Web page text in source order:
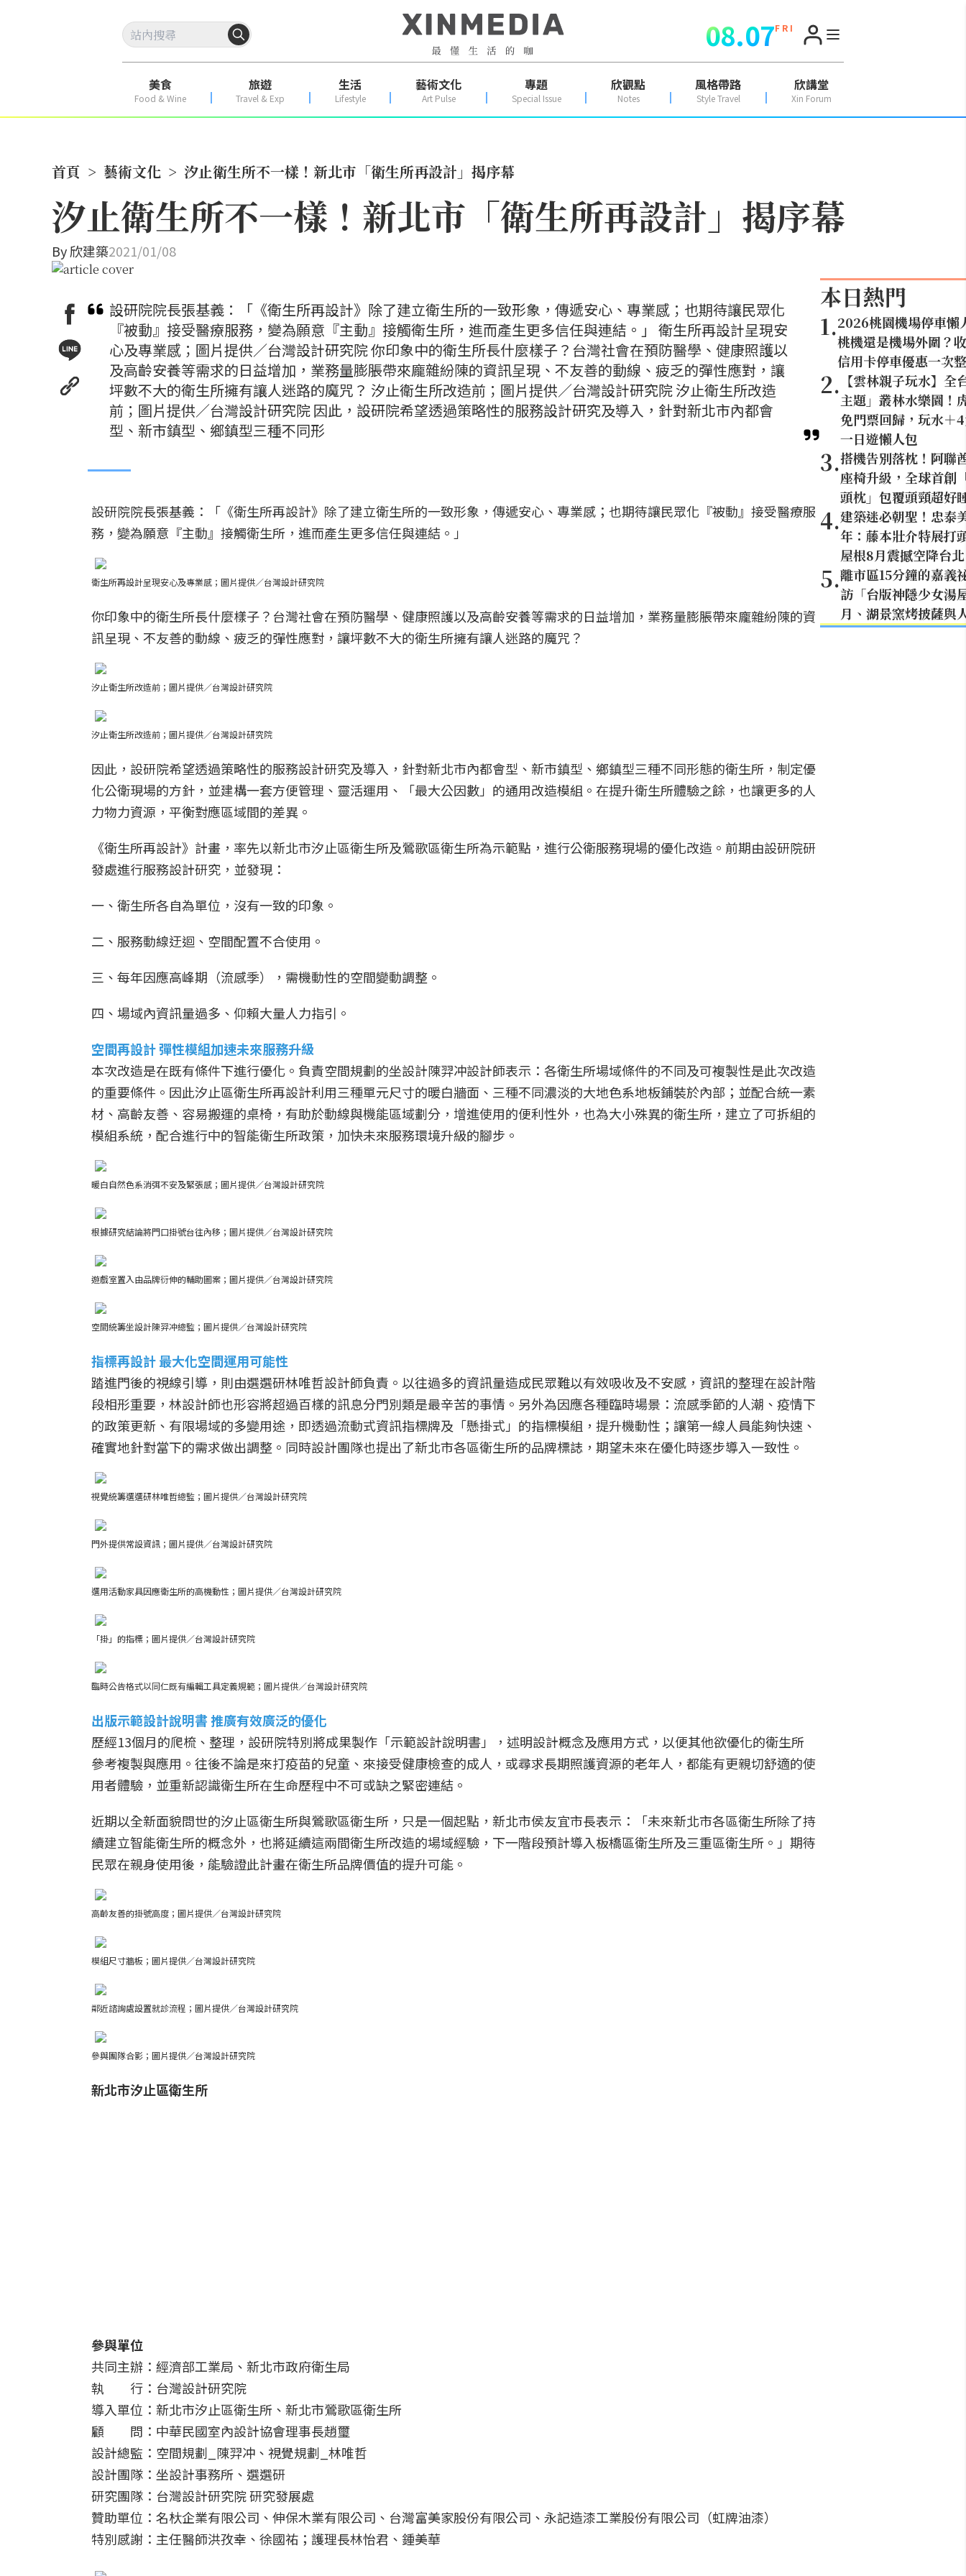
08.07F R I
美食
Food & Wine
旅遊
Travel & Exp
生活
Lifestyle
藝術文化
Art Pulse
專題
Special Issue
欣觀點
Notes
風格帶路
Style Travel
欣講堂
Xin Forum
首頁 > 藝術文化 > 汐止衛生所不一樣！新北市「衛生所再設計」揭序幕
汐止衛生所不一樣！新北市「衛生所再設計」揭序幕
By欣建築2021/01/08
設研院院長張基義：「《衛生所再設計》除了建立衛生所的一致形象，傳遞安心、專業感；也期待讓民眾化
『被動』接受醫療服務，變為願意『主動』接觸衛生所，進而產生更多信任與連結。」 衛生所再設計呈現安
心及專業感；圖片提供／台灣設計研究院 你印象中的衛生所長什麼樣子？台灣社會在預防醫學、健康照護以
及高齡安養等需求的日益增加，業務量膨脹帶來龐雜紛陳的資訊呈現、不友善的動線、疲乏的彈性應對，讓
坪數不大的衛生所擁有讓人迷路的魔咒？ 汐止衛生所改造前；圖片提供／台灣設計研究院 汐止衛生所改造
前；圖片提供／台灣設計研究院 因此，設研院希望透過策略性的服務設計研究及導入，針對新北市內都會
型、新市鎮型、鄉鎮型三種不同形
設研院院長張基義：「《衛生所再設計》除了建立衛生所的一致形象，傳遞安心、專業感；也期待讓民眾化『被動』接受醫療服
務，變為願意『主動』接觸衛生所，進而產生更多信任與連結。」
衛生所再設計呈現安心及專業感；圖片提供／台灣設計研究院
你印象中的衛生所長什麼樣子？台灣社會在預防醫學、健康照護以及高齡安養等需求的日益增加，業務量膨脹帶來龐雜紛陳的資
訊呈現、不友善的動線、疲乏的彈性應對，讓坪數不大的衛生所擁有讓人迷路的魔咒？
汐止衛生所改造前；圖片提供／台灣設計研究院
汐止衛生所改造前；圖片提供／台灣設計研究院
因此，設研院希望透過策略性的服務設計研究及導入，針對新北市內都會型、新市鎮型、鄉鎮型三種不同形態的衛生所，制定優
化公衛現場的方針，並建構一套方便管理、靈活運用、「最大公因數」的通用改造模組。在提升衛生所體驗之餘，也讓更多的人
力物力資源，平衡對應區域間的差異。
《衛生所再設計》計畫，率先以新北市汐止區衛生所及鶯歌區衛生所為示範點，進行公衛服務現場的優化改造。前期由設研院研
發處進行服務設計研究，並發現：
一、衛生所各自為單位，沒有一致的印象。
二、服務動線迂迴、空間配置不合使用。
三、每年因應高峰期（流感季），需機動性的空間變動調整。
四、場域內資訊量過多、仰賴大量人力指引。
空間再設計 彈性模組加速未來服務升級
本次改造是在既有條件下進行優化。負責空間規劃的坐設計陳羿冲設計師表示：各衛生所場域條件的不同及可複製性是此次改造
的重要條件。因此汐止區衛生所再設計利用三種單元尺寸的暖白牆面、三種不同濃淡的大地色系地板鋪裝於內部；並配合統一素
材、高齡友善、容易搬運的桌椅，有助於動線與機能區域劃分，增進使用的便利性外，也為大小殊異的衛生所，建立了可拆組的
模組系統，配合進行中的智能衛生所政策，加快未來服務環境升級的腳步。
暖白自然色系消弭不安及緊張感；圖片提供／台灣設計研究院
根據研究結論將門口掛號台往內移；圖片提供／台灣設計研究院
遊戲室置入由品牌衍伸的輔助圖案；圖片提供／台灣設計研究院
空間統籌坐設計陳羿冲總監；圖片提供／台灣設計研究院
指標再設計 最大化空間運用可能性
踏進門後的視線引導，則由選選研林唯哲設計師負責。以往過多的資訊量造成民眾難以有效吸收及不安感，資訊的整理在設計階
段相形重要，林設計師也形容將超過百樣的訊息分門別類是最辛苦的事情。另外為因應各種臨時場景：流感季節的人潮、疫情下
的政策更新、有限場域的多變用途，即透過流動式資訊指標牌及「懸掛式」的指標模組，提升機動性；讓第一線人員能夠快速、
確實地針對當下的需求做出調整。同時設計團隊也提出了新北市各區衛生所的品牌標誌，期望未來在優化時逐步導入一致性。
視覺統籌選選研林唯哲總監；圖片提供／台灣設計研究院
門外提供常設資訊；圖片提供／台灣設計研究院
選用活動家具因應衛生所的高機動性；圖片提供／台灣設計研究院
「掛」的指標；圖片提供／台灣設計研究院
臨時公告格式以同仁既有編輯工具定義規範；圖片提供／台灣設計研究院
出版示範設計說明書 推廣有效廣泛的優化
歷經13個月的爬梳、整理，設研院特別將成果製作「示範設計說明書」，述明設計概念及應用方式，以便其他欲優化的衛生所
參考複製與應用。往後不論是來打疫苗的兒童、來接受健康檢查的成人，或尋求長期照護資源的老年人，都能有更親切舒適的使
用者體驗，並重新認識衛生所在生命歷程中不可或缺之緊密連結。
近期以全新面貌問世的汐止區衛生所與鶯歌區衛生所，只是一個起點，新北市侯友宜市長表示：「未來新北市各區衛生所除了持
續建立智能衛生所的概念外，也將延續這兩間衛生所改造的場域經驗，下一階段預計導入板橋區衛生所及三重區衛生所。」期待
民眾在親身使用後，能驗證此計畫在衛生所品牌價值的提升可能。
高齡友善的掛號高度；圖片提供／台灣設計研究院
模組尺寸牆板；圖片提供／台灣設計研究院
鄰近諮詢處設置就診流程；圖片提供／台灣設計研究院
參與團隊合影；圖片提供／台灣設計研究院
新北市汐止區衛生所
參與單位
共同主辦：經濟部工業局、新北市政府衛生局
執 行：台灣設計研究院
導入單位：新北市汐止區衛生所、新北市鶯歌區衛生所
顧 問：中華民國室內設計協會理事長趙璽
設計總監：空間規劃_陳羿冲、視覺規劃_林唯哲
設計團隊：坐設計事務所、選選研
研究團隊：台灣設計研究院 研究發展處
贊助單位：名杕企業有限公司、伸保木業有限公司、台灣富美家股份有限公司、永記造漆工業股份有限公司（虹牌油漆）
特別感謝：主任醫師洪孜幸、徐國祐；護理長林怡君、鍾美華
本日熱門
1.2026桃園機場停車懶
桃機還是機場外圍？
信用卡停車優惠一次
2. 【雲林親子玩水】全
主題」叢林水樂園！
免門票回歸，玩水＋
一日遊懶人包
3.搭機告別落枕！阿聯
座椅升級，全球首
頭枕」包覆頭頸超好
4.建築迷必朝聖！忠泰
年：藤本壯介特展打
屋根8月震撼空降台北
5.離市區15分鐘的嘉義
訪「台版神隱少女湯
月、湖景窯烤披薩與